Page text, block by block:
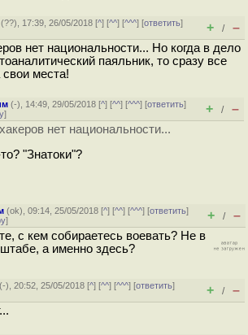
(??), 17:39, 26/05/2018 [^] [^^] [^^^] [ответить]
+ / –
нет национальности... Но когда в дело
паяльник, то сразу все
свои места!
(-), 14:49, 29/05/2018 [^] [^^] [^^^] [ответить]
] + / –
нет национальности...
"Знатоки"?
(ok), 09:14, 25/05/2018 [^] [^^] [^^^] [ответить]
] + / –
с кем собираетесь воевать? Не в
а именно здесь?
(-), 20:52, 25/05/2018 [^] [^^] [^^^] [ответить]
+ / –